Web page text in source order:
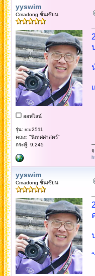
yyswim
Cmadong ชั้นเซียน
ออฟไลน์
รุ่น: rcu2511
คณะ: "นิเทศศาสตร์"
กระทู้: 9,245
yyswim
Cmadong ชั้นเซียน